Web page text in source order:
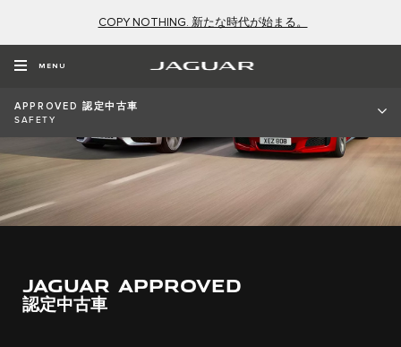
COPY NOTHING. 新たな時代が始まる。
MENU
APPROVED 認定中古車
SAFETY
JAGUAR APPROVED
認定中古車